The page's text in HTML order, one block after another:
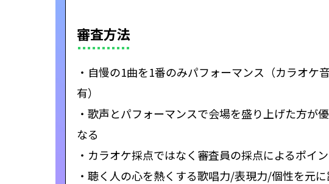
審査方法
・自慢の1曲を1番のみパフォーマンス（カラオケ
有）
・歌声とパフォーマンスで会場を盛り上げた方が
なる
・カラオケ採点ではなく審査員の採点によるポイ
・聴く人の心を熱くする歌唱力/表現力/個性を元